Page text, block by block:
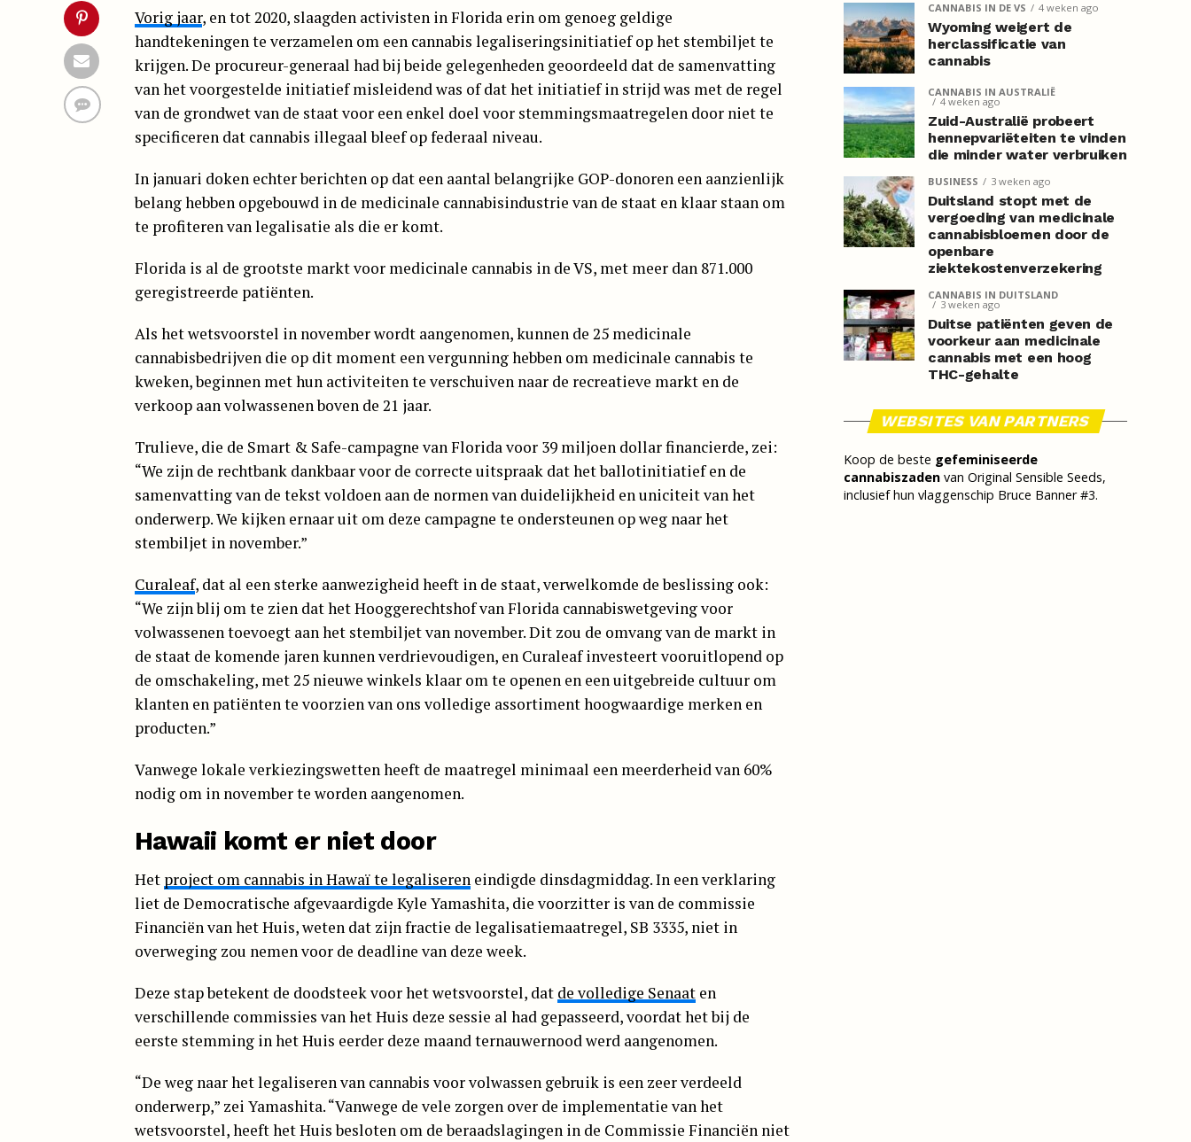
Vorig jaar, en tot 2020, slaagden activisten in Florida erin om genoeg geldige
handtekeningen te verzamelen om een cannabis legaliseringsinitiatief op het stembiljet te
krijgen. De procureur-generaal had bij beide gelegenheden geoordeeld dat de samenvatting
van het voorgestelde initiatief misleidend was of dat het initiatief in strijd was met de regel
van de grondwet van de staat voor een enkel doel voor stemmingsmaatregelen door niet te
specificeren dat cannabis illegaal bleef op federaal niveau.
In januari doken echter berichten op dat een aantal belangrijke GOP-donoren een aanzienlijk
belang hebben opgebouwd in de medicinale cannabisindustrie van de staat en klaar staan om
te profiteren van legalisatie als die er komt.
Florida is al de grootste markt voor medicinale cannabis in de VS, met meer dan 871.000
geregistreerde patiënten.
Als het wetsvoorstel in november wordt aangenomen, kunnen de 25 medicinale
cannabisbedrijven die op dit moment een vergunning hebben om medicinale cannabis te
kweken, beginnen met hun activiteiten te verschuiven naar de recreatieve markt en de
verkoop aan volwassenen boven de 21 jaar.
Trulieve, die de Smart & Safe-campagne van Florida voor 39 miljoen dollar financierde, zei:
“We zijn de rechtbank dankbaar voor de correcte uitspraak dat het ballotinitiatief en de
samenvatting van de tekst voldoen aan de normen van duidelijkheid en uniciteit van het
onderwerp. We kijken ernaar uit om deze campagne te ondersteunen op weg naar het
stembiljet in november.”
Curaleaf, dat al een sterke aanwezigheid heeft in de staat, verwelkomde de beslissing ook:
“We zijn blij om te zien dat het Hooggerechtshof van Florida cannabiswetgeving voor
volwassenen toevoegt aan het stembiljet van november. Dit zou de omvang van de markt in
de staat de komende jaren kunnen verdrievoudigen, en Curaleaf investeert vooruitlopend op
de omschakeling, met 25 nieuwe winkels klaar om te openen en een uitgebreide cultuur om
klanten en patiënten te voorzien van ons volledige assortiment hoogwaardige merken en
producten.”
Vanwege lokale verkiezingswetten heeft de maatregel minimaal een meerderheid van 60%
nodig om in november te worden aangenomen.
Hawaii komt er niet door
Het project om cannabis in Hawaï te legaliseren eindigde dinsdagmiddag. In een verklaring
liet de Democratische afgevaardigde Kyle Yamashita, die voorzitter is van de commissie
Financiën van het Huis, weten dat zijn fractie de legalisatiemaatregel, SB 3335, niet in
overweging zou nemen voor de deadline van deze week.
Deze stap betekent de doodsteek voor het wetsvoorstel, dat de volledige Senaat en
verschillende commissies van het Huis deze sessie al had gepasseerd, voordat het bij de
eerste stemming in het Huis eerder deze maand ternauwernood werd aangenomen.
“De weg naar het legaliseren van cannabis voor volwassen gebruik is een zeer verdeeld
onderwerp,” zei Yamashita. “Vanwege de vele zorgen over de implementatie van het
wetsvoorstel, heeft het Huis besloten om de beraadslagingen in de Commissie Financiën niet
CANNABIS IN DE VS 4 weken ago
Wyoming weigert de
herclassificatie van
cannabis
CANNABIS IN AUSTRALIË
4 weken ago
Zuid-Australië probeert
hennepvariëteiten te vinden
die minder water verbruiken
BUSINESS 3 weken ago
Duitsland stopt met de
vergoeding van medicinale
cannabisbloemen door de
openbare
ziektekostenverzekering
CANNABIS IN DUITSLAND
3 weken ago
Duitse patiënten geven de
voorkeur aan medicinale
cannabis met een hoog
THC-gehalte
WEBSITES VAN PARTNERS
Koop de beste gefeminiseerde
cannabiszaden van Original Sensible Seeds,
inclusief hun vlaggenschip Bruce Banner #3.